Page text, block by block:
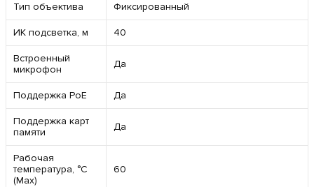
Тип объектива Фиксированный
ИК подсветка, м 40
Встроенный
микрофон
Да
Поддержка PoE Да
Поддержка карт
памяти
Да
Рабочая
температура, °C
(Max)
60